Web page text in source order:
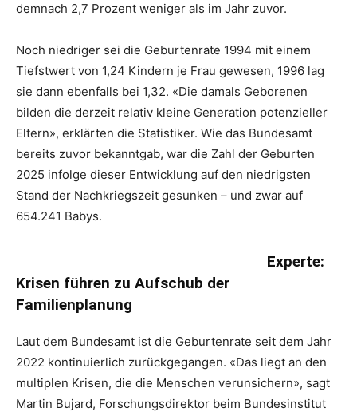
demnach 2,7 Prozent weniger als im Jahr zuvor.
Noch niedriger sei die Geburtenrate 1994 mit einem
Tiefstwert von 1,24 Kindern je Frau gewesen, 1996 lag
sie dann ebenfalls bei 1,32. «Die damals Geborenen
bilden die derzeit relativ kleine Generation potenzieller
Eltern», erklärten die Statistiker. Wie das Bundesamt
bereits zuvor bekanntgab, war die Zahl der Geburten
2025 infolge dieser Entwicklung auf den niedrigsten
Stand der Nachkriegszeit gesunken – und zwar auf
654.241 Babys.
Experte:
Krisen führen zu Aufschub der
Familienplanung
Laut dem Bundesamt ist die Geburtenrate seit dem Jahr
2022 kontinuierlich zurückgegangen. «Das liegt an den
multiplen Krisen, die die Menschen verunsichern», sagt
Martin Bujard, Forschungsdirektor beim Bundesinstitut